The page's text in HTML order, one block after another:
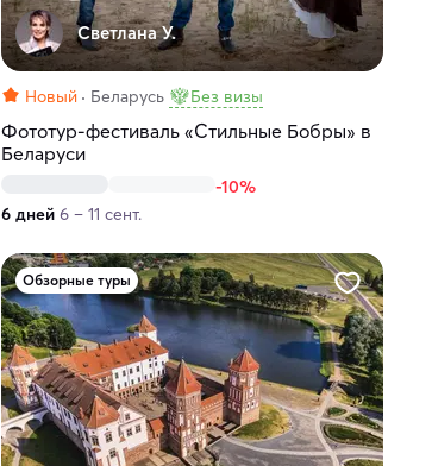
Светлана У.
Новый Беларусь Без визы
Фототур-фестиваль «Стильные Бобры» в
Беларуси
-10%
6 дней 6 – 11 сент.
Обзорные туры